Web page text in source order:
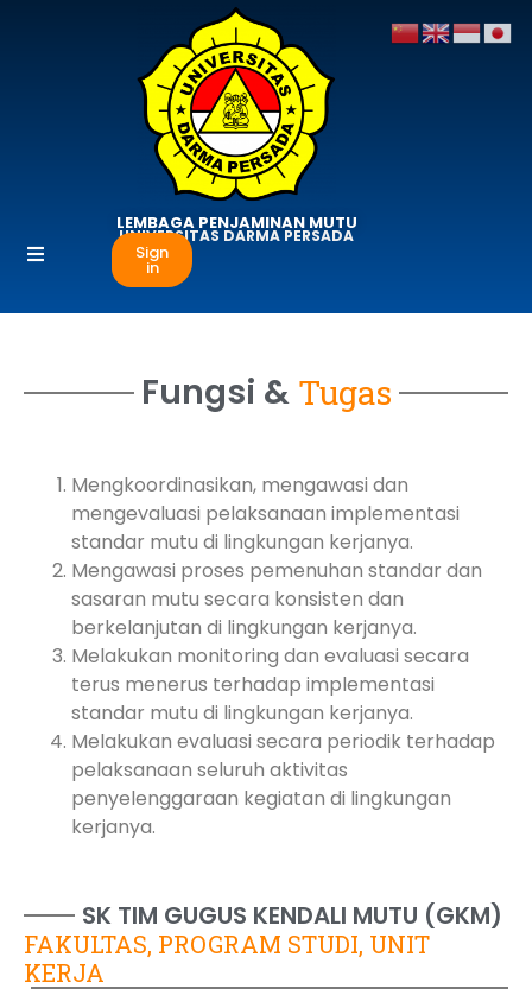
LEMBAGA PENJAMINAN MUTU
UNIVERSITAS DARMA PERSADA
Sign
in
Fungsi & Tugas
Mengkoordinasikan, mengawasi dan
mengevaluasi pelaksanaan implementasi
standar mutu di lingkungan kerjanya.
Mengawasi proses pemenuhan standar dan
sasaran mutu secara konsisten dan
berkelanjutan di lingkungan kerjanya.
Melakukan monitoring dan evaluasi secara
terus menerus terhadap implementasi
standar mutu di lingkungan kerjanya.
Melakukan evaluasi secara periodik terhadap
pelaksanaan seluruh aktivitas
penyelenggaraan kegiatan di lingkungan
kerjanya.
SK TIM GUGUS KENDALI MUTU (GKM)
FAKULTAS, PROGRAM STUDI, UNIT
KERJA